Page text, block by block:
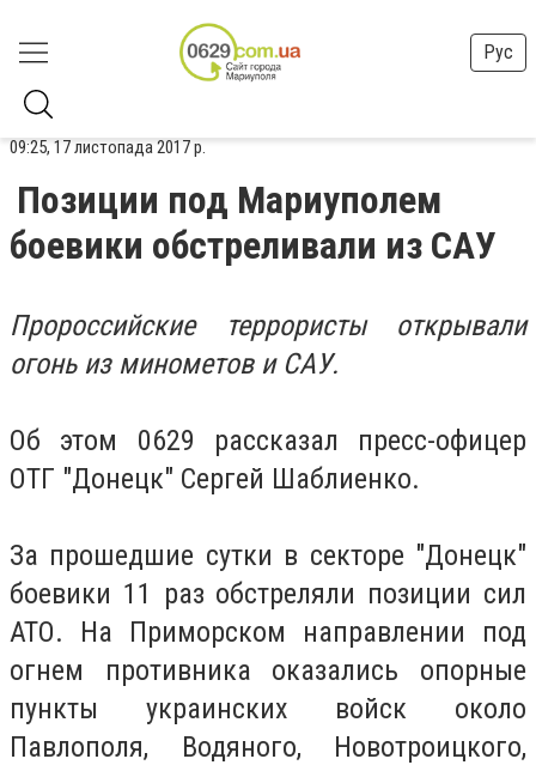
Рус
09:25, 17 листопада 2017 р.
Позиции под Мариуполем
боевики обстреливали из САУ
Пророссийские террористы открывали
огонь из минометов и САУ.
Об этом 0629 рассказал пресс-офицер
ОТГ "Донецк" Сергей Шаблиенко.
За прошедшие сутки в секторе "Донецк"
боевики 11 раз обстреляли позиции сил
АТО. На Приморском направлении под
огнем противника оказались опорные
пункты украинских войск около
Павлополя, Водяного, Новотроицкого,